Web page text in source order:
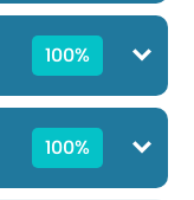
100%
100%